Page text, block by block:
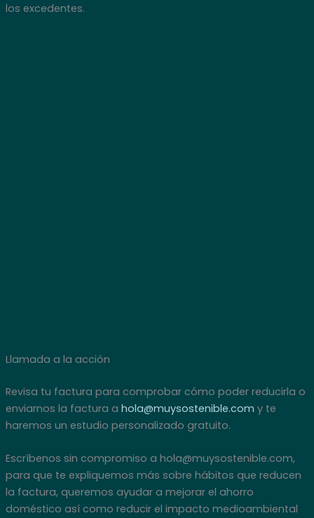
los excedentes.
Llamada a la acción
Revisa tu factura para comprobar cómo poder reducirla o
enviarnos la factura a hola@muysostenible.com y te
haremos un estudio personalizado gratuito.
Escríbenos sin compromiso a hola@muysostenible.com,
para que te expliquemos más sobre hábitos que reducen
la factura, queremos ayudar a mejorar el ahorro
doméstico así como reducir el impacto medioambiental